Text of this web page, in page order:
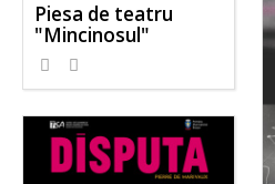
Piesa de teatru
"Mincinosul"